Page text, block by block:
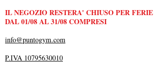
IL NEGOZIO RESTERA' CHIUSO PER FERIE
DAL 01/08 AL 31/08 COMPRESI
info@puntogym.com
P.IVA 10795630010